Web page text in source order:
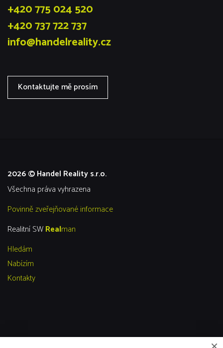
+420 775 024 520
+420 737 722 737
info@handelreality.cz
Kontaktujte mě prosím
2026 © Handel Reality s.r.o.
všechna práva vyhrazena
Povinně zveřejňované informace
Realitní SWRealman
Hledám
Nabízím
Kontakty